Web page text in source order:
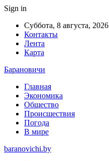
Sign in
Суббота, 8 августа, 2026
Контакты
Лента
Карта
Барановичи
Главная
Экономика
Общество
Происшествия
Погода
В мире
baranovichi.by